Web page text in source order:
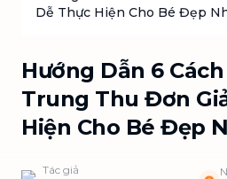
Dễ Thực Hiện Cho Bé Đẹp
Hướng Dẫn 6
Trung Thu Đơn
Hiện Cho Bé Đẹp
Tác giả